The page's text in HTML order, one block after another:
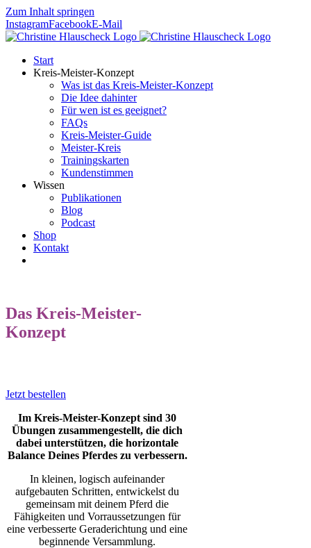
Zum Inhalt springen
InstagramFacebookE-Mail
Start
Kreis-Meister-Konzept
Was ist das Kreis-Meister-Konzept
Die Idee dahinter
Für wen ist es geeignet?
FAQs
Kreis-Meister-Guide
Meister-Kreis
Trainingskarten
Kundenstimmen
Wissen
Publikationen
Blog
Podcast
Shop
Kontakt
Das Kreis-Meister-
Konzept
Jetzt bestellen
Im Kreis-Meister-Konzept sind 30
Übungen zusammengestellt, die dich
dabei unterstützen, die horizontale
Balance Deines Pferdes zu verbessern.
In kleinen, logisch aufeinander
aufgebauten Schritten, entwickelst du
gemeinsam mit deinem Pferd die
Fähigkeiten und Vorraussetzungen für
eine verbesserte Geraderichtung und eine
beginnende Versammlung.